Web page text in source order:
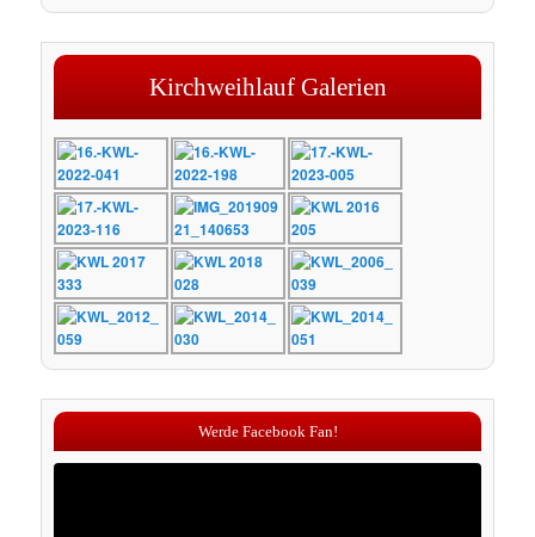
Kirchweihlauf Galerien
Werde Facebook Fan!